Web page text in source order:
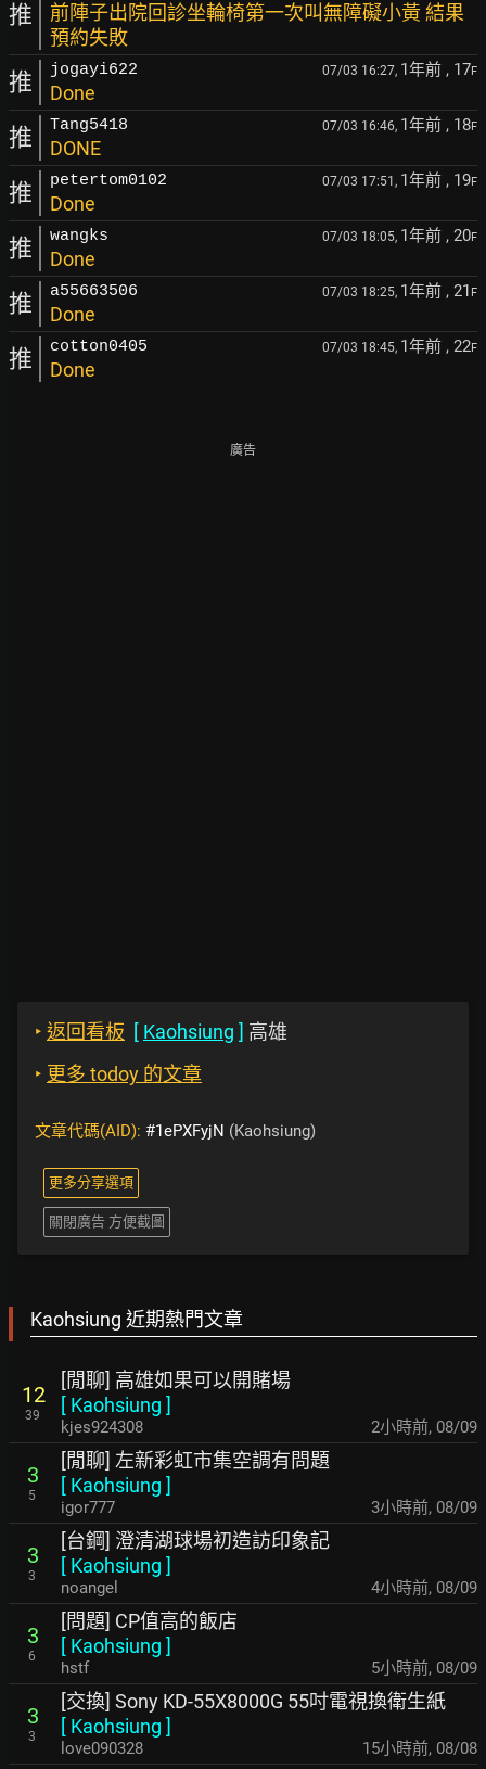
推
前陣子出院回診坐輪椅第一次叫無障礙小黃 結果
預約失敗
推 jogayi622 07/03 16:27, 1年前 , 17F
Done
推 Tang5418 07/03 16:46, 1年前 , 18F
DONE
推 petertom0102 07/03 17:51, 1年前 , 19F
Done
推 wangks 07/03 18:05, 1年前 , 20F
Done
推 a55663506 07/03 18:25, 1年前 , 21 F
Done
推 cotton0405 07/03 18:45, 1年前 , 22F
Done
廣告
‣ 返回看板 [ Kaohsiung ] 高雄
‣ 更多 todoy 的文章
文章代碼(AID): #1ePXFyjN (Kaohsiung)
更多分享選項
關閉廣告 方便截圖
Kaohsiung 近期熱門文章
12
39
[閒聊] 高雄如果可以開賭場
[ Kaohsiung ]
kjes924308 2小時前, 08/09
3
5
[閒聊] 左新彩虹市集空調有問題
[ Kaohsiung ]
igor777 3小時前, 08/09
3
3
[台鋼] 澄清湖球場初造訪印象記
[ Kaohsiung ]
noangel 4小時前, 08/09
3
6
[問題] CP值高的飯店
[ Kaohsiung ]
hstf 5小時前, 08/09
3
3
[交換] Sony KD-55X8000G 55吋電視換衛生紙
[ Kaohsiung ]
love090328 15小時前, 08/08